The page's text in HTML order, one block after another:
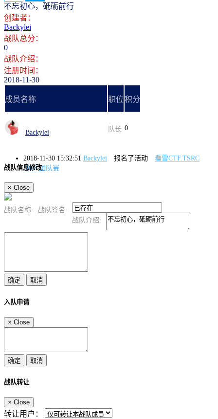
不忘初心，砥砺前行
创建者：
Backylei
战队总分：
0
战队介绍：
注册时间：
2018-11-30
成员名称 职位积分
Backylei 队长 0
2018-11-30 15:32:51 Backylei 报名了活动
看雪CTF.TSRC
2018 团队赛
战队信息修改
× Close
战队名称:
战队签名:
战队介绍:
入队申请
× Close
战队转让
× Close
转让用户：